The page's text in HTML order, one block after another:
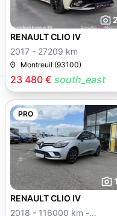
23 480 € south_east
RENAULT CLIO IV
2017 - 27209 km
Montreuil (93100)
PRO
RENAULT CLIO IV
2018 - 116000 km -